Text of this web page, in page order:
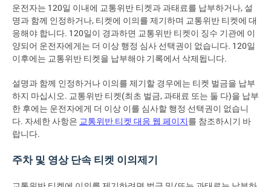
운전자는 120일 이내에 교통위반 티켓과 과태료를 납부하거나, 설
명과 함께 인정하거나, 티켓에 이의를 제기하며 교통위반 티켓에 대
응해야 합니다. 120일이 경과하면 교통위반 티켓이 징수 기관에 이
양되어 운전자에게는 더 이상 행정 심사 선택권이 없습니다. 120일
이후에는 교통위반 티켓을 납부해야 기록에서 삭제됩니다.
설명과 함께 인정하거나 이의를 제기할 경우에는 티켓 벌금을 납부
하지 마십시오. 교통위반 티켓(최초 벌금, 과태료 또는 둘 다)을 납부
한 후에는 운전자에게 더 이상 이를 심사할 행정 선택권이 없습니
다. 자세한 사항은 교통위반 티켓 대응 웹 페이지를 참조하시기 바
랍니다.
주차 및 영상 단속 티켓 이의제기